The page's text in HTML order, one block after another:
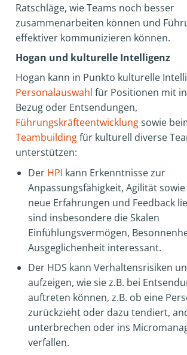
Ratschläge, wie Teams noch besser
zusammenarbeiten können und
effektiver kommunizieren können.
Hogan und kulturelle Intelligenz
Hogan kann in Punkto kulturelle
Personalauswahl für Positionen mit
Bezug oder Entsendungen,
Führungskräfteentwicklungsowie
Teambuildingfür kulturell diverse
unterstützen:
Der HPI kann Erkenntnisse zur
Anpassungsfähigkeit, Agilität
neue Erfahrungen und Feedback
sind insbesondere die Skalen
Einfühlungsvermögen,
Ausgeglichenheit interessant.
Der HDS kann Verhaltensrisiken
aufzeigen, wie sie z.B. bei
auftreten können, z.B. ob eine
zurückzieht oder dazu tendiert,
unterbrechen oder ins
verfallen.